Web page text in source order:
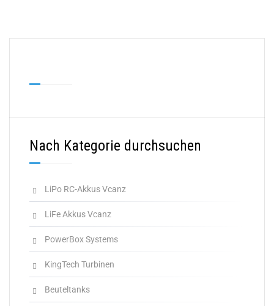
Nach Kategorie durchsuchen
LiPo RC-Akkus Vcanz
LiFe Akkus Vcanz
PowerBox Systems
KingTech Turbinen
Beuteltanks